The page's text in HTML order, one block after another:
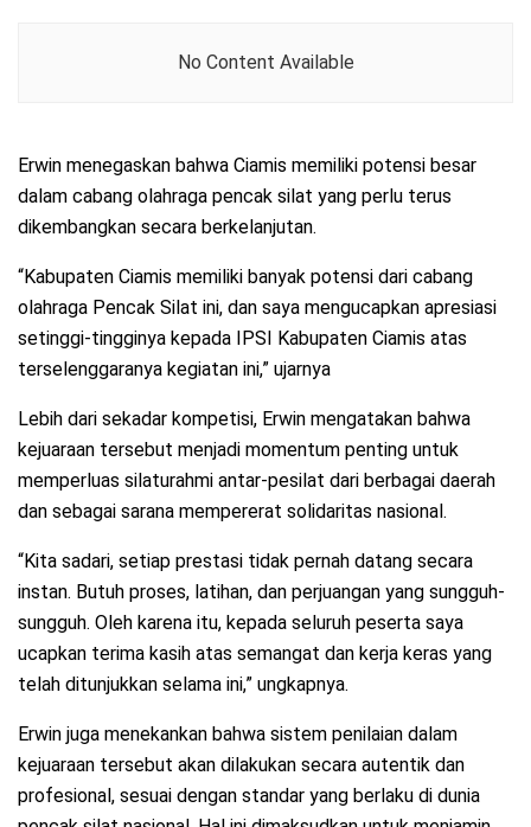
No Content Available
Erwin menegaskan bahwa Ciamis memiliki potensi besar
dalam cabang olahraga pencak silat yang perlu terus
dikembangkan secara berkelanjutan.
“Kabupaten Ciamis memiliki banyak potensi dari cabang
olahraga Pencak Silat ini, dan saya mengucapkan apresiasi
setinggi-tingginya kepada IPSI Kabupaten Ciamis atas
terselenggaranya kegiatan ini,” ujarnya
Lebih dari sekadar kompetisi, Erwin mengatakan bahwa
kejuaraan tersebut menjadi momentum penting untuk
memperluas silaturahmi antar-pesilat dari berbagai daerah
dan sebagai sarana mempererat solidaritas nasional.
“Kita sadari, setiap prestasi tidak pernah datang secara
instan. Butuh proses, latihan, dan perjuangan yang sungguh-
sungguh. Oleh karena itu, kepada seluruh peserta saya
ucapkan terima kasih atas semangat dan kerja keras yang
telah ditunjukkan selama ini,” ungkapnya.
Erwin juga menekankan bahwa sistem penilaian dalam
kejuaraan tersebut akan dilakukan secara autentik dan
profesional, sesuai dengan standar yang berlaku di dunia